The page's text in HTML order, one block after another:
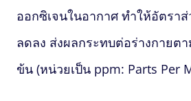
ออกซิเจนในอากาศ ทำให้อัตรา
ลดลง ส่งผลกระทบต่อร่างกายต
ข้น (หน่วยเป็น ppm: Parts Per